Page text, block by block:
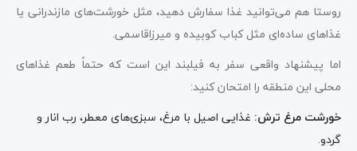
روستا هم می‌توانید غذا سفارش دهید، مثل خورشت‌های مازندرانی یا
غذاهای ساده‌ای مثل کباب کوبیده و میرزاقاسمی.
اما پیشنهاد واقعی سفر به فیلبند این است که حتماً طعم غذاهای
محلی این منطقه را امتحان کنید:
خورشت مرغ ترش: غذایی اصیل با مرغ، سبزی‌های معطر، رب انار و
گردو.